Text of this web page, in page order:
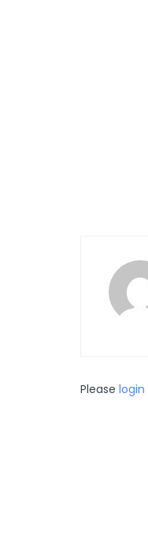
Please login